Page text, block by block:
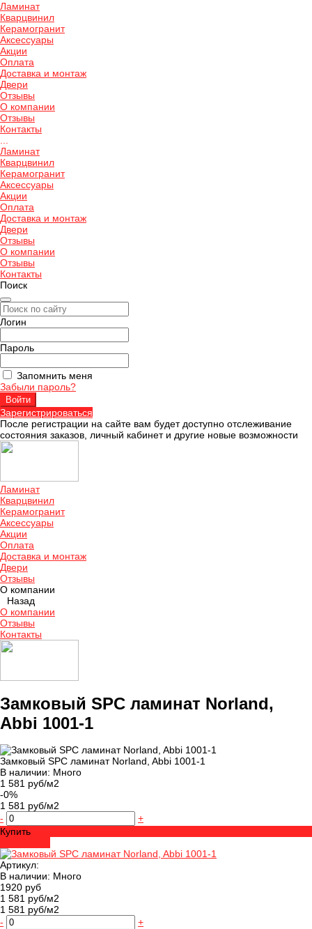
Ламинат
Кварцвинил
Керамогранит
Аксессуары
Акции
Оплата
Доставка и монтаж
Двери
Отзывы
О компании
Отзывы
Контакты
Ламинат
Кварцвинил
Керамогранит
Аксессуары
Акции
Оплата
Доставка и монтаж
Двери
Отзывы
О компании
Отзывы
Контакты
Поиск
Логин
Пароль
Запомнить меня
Забыли пароль?
Зарегистрироваться
После регистрации на сайте вам будет доступно отслеживание
состояния заказов, личный кабинет и другие новые возможности
Ламинат
Кварцвинил
Керамогранит
Аксессуары
Акции
Оплата
Доставка и монтаж
Двери
Отзывы
О компании
Назад
О компании
Отзывы
Контакты
Замковый SPC ламинат Norland,
Abbi 1001-1
Замковый SPC ламинат Norland, Abbi 1001-1
В наличии: Много
1 581 руб/м2
-0%
1 581 руб/м2
-
+
Купить
Артикул:
В наличии: Много
1920 руб
1 581 руб/м2
1 581 руб/м2
-
+